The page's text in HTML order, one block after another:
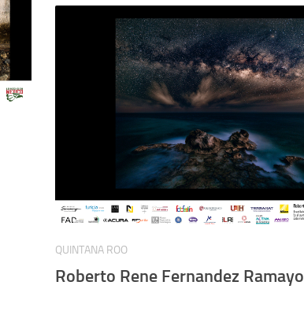
QUINTANA ROO
Roberto Rene Fernandez Ramayo